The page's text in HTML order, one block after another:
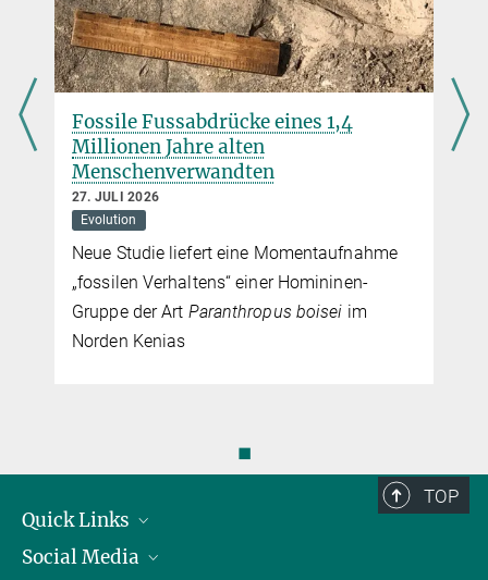
Fossile Fussabdrücke eines 1,4
Millionen Jahre alten
Menschenverwandten
27. JULI 2026
Evolution
Neue Studie liefert eine Momentaufnahme
„fossilen Verhaltens“ einer Homininen-
Gruppe der Art Paranthropus boisei im
Norden Kenias
◼
TOP
Quick Links
Präsident
Social Media